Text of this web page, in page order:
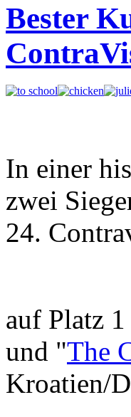
Bester
In einer
zwei
24.
auf Platz
und "The
Kroatien/